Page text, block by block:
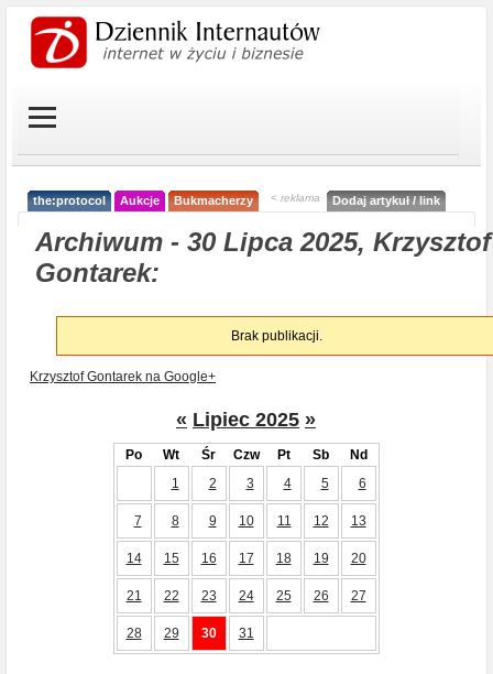
the:protocol Aukcje Bukmacherzy < reklama Dodaj artykuł / link
Archiwum - 30 Lipca 2025, Krzysztof
Gontarek:
Brak publikacji.
Krzysztof Gontarek na Google+
« Lipiec 2025 »
Po Wt Śr Czw Pt Sb
Nd
1
2 3 4 5 6
7 8 9 10 11 12 13
14 15 16 17 18 19 20
21 22 23 24 25 26 27
28 29 30 31